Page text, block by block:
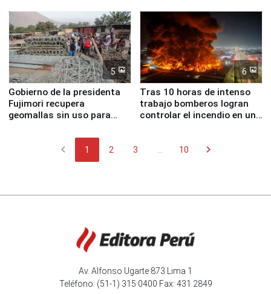
5
Gobierno de la presidenta
Fujimori recupera
geomallas sin uso para
Fenómeno El Niño
6
Tras 10 horas de intenso
trabajo bomberos logran
controlar el incendio en una
chevron_left 1 2 3 10 chevron_right
Av. Alfonso Ugarte 873 Lima 1
Teléfono: (51-1) 315 0400 Fax: 431 2849